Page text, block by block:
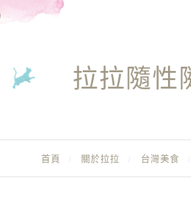
拉拉隨性
首頁 關於拉拉 台灣美食